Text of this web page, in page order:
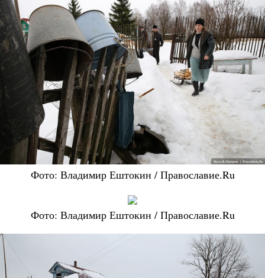
Фото: Владимир Ештокин / Православие.Ru
Фото: Владимир Ештокин / Православие.Ru